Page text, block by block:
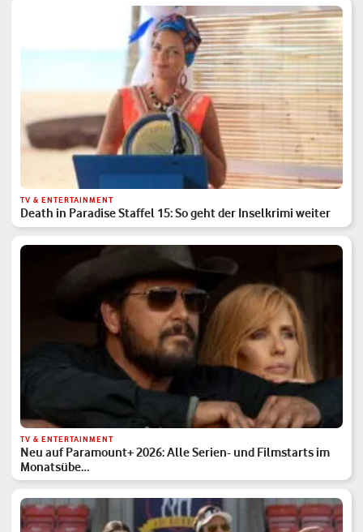
TV & ENTERTAINMENT
Death in Paradise Staffel 15: So geht der Inselkrimi weiter
TV & ENTERTAINMENT
Neu auf Paramount+ 2026: Alle Serien- und Filmstarts im
Monatsübe…